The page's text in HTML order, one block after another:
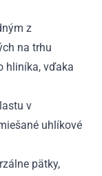
z
na trhu
hliníka, vďaka
v
uhlíkové
pätky,